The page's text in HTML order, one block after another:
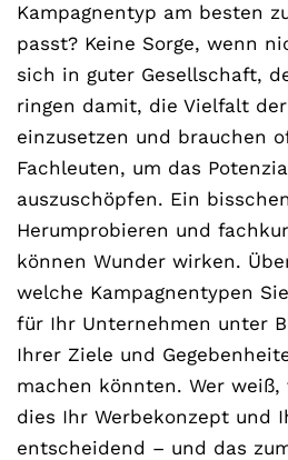
Kampagnentyp am besten
passt? Keine Sorge, wenn
sich in guter Gesellschaft,
ringen damit, die Vielfalt
einzusetzen und brauchen
Fachleuten, um das
auszuschöpfen. Ein
Herumprobieren und
können Wunder wirken.
welche Kampagnentypen
für Ihr Unternehmen unter
Ihrer Ziele und
machen könnten. Wer
dies Ihr Werbekonzept und
entscheidend – und das